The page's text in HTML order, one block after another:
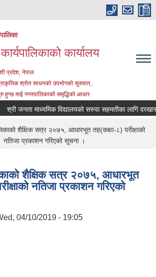
कार्यालय
प्रदेश, नेपाल
श्रोत साधनको उपभोगको सुरुवात,
हुन्छ माई नगरपालिकाको समृद्धिको आधार
श्री जनता माध्यमिक विद्यालयको सरुवा सहमतीका लागि दरखास्त
शैक्षिक सत्र २०७५, आधारभूत तह(कक्षा-८) परीक्षाको
नतिजा प्रकाशन गरिएको सूचना ।
शैक्षिक सत्र २०७५, आधारभूत
नतिजा प्रकाशन गरिएको
04/10/2019 - 19:05